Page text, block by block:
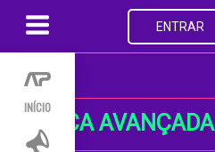
INÍCIO
ENTRAR
BUSCA AVANÇADA